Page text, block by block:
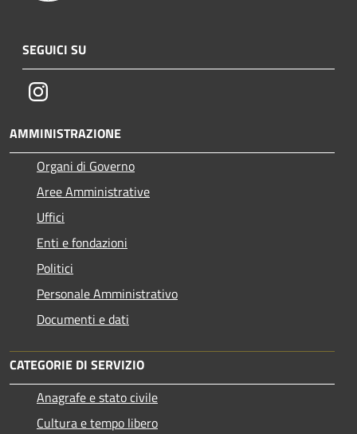
SEGUICI SU
Instagram
AMMINISTRAZIONE
Organi di Governo
Aree Amministrative
Uffici
Enti e fondazioni
Politici
Personale Amministrativo
Documenti e dati
CATEGORIE DI SERVIZIO
Anagrafe e stato civile
Cultura e tempo libero